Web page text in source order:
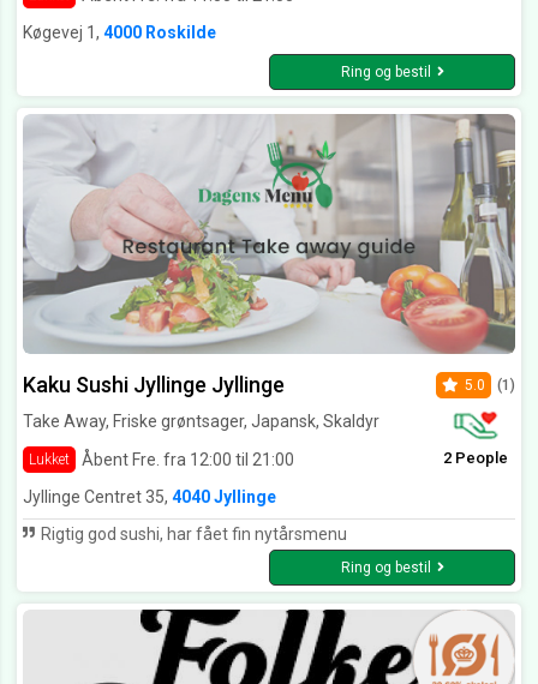
Køgevej 1, 4000 Roskilde
Ring og bestil
Kaku Sushi Jyllinge Jyllinge
Take Away, Friske grøntsager, Japansk, Skaldyr
Lukket Åbent Fre. fra 12:00 til 21:00
5.0 (1)
2 People
Jyllinge Centret 35, 4040 Jyllinge
Rigtig god sushi, har fået fin nytårsmenu
Ring og bestil